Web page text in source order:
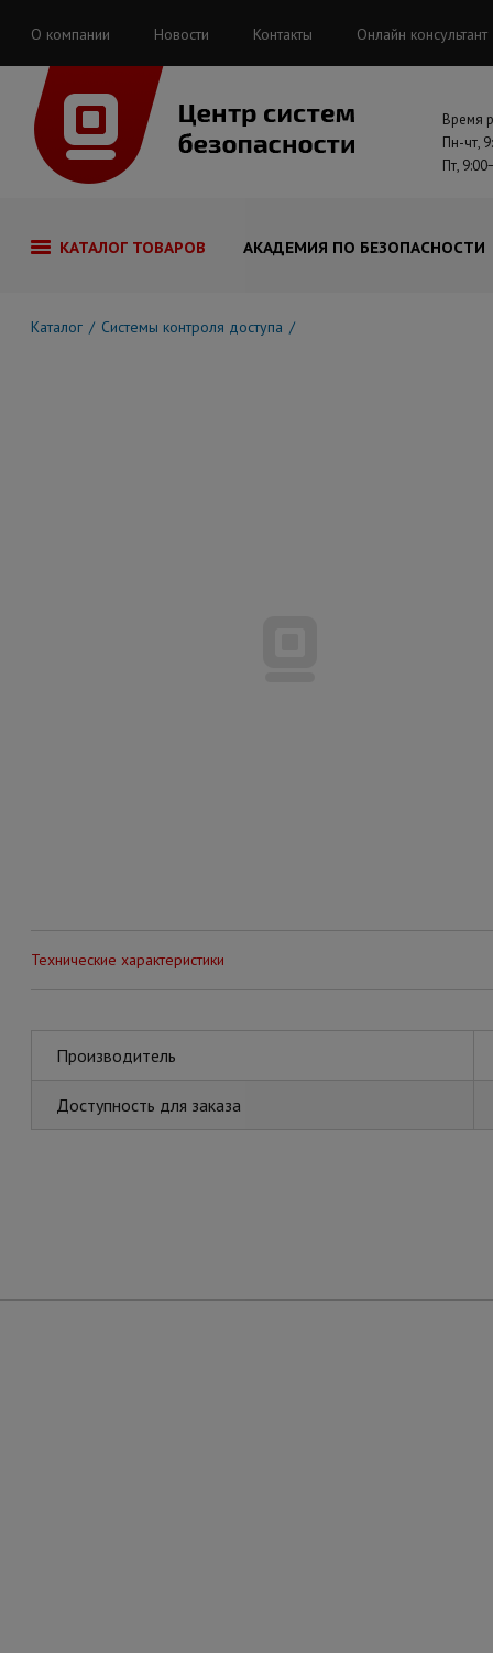
О компании Новости Контакты Онлайн консультант
Время
Пн-чт,
Пт,
КАТАЛОГ ТОВАРОВ АКАДЕМИЯ ПО БЕЗОПАСНОСТИ
Каталог Системы контроля доступа
Технические характеристики
Производитель
Доступность для заказа